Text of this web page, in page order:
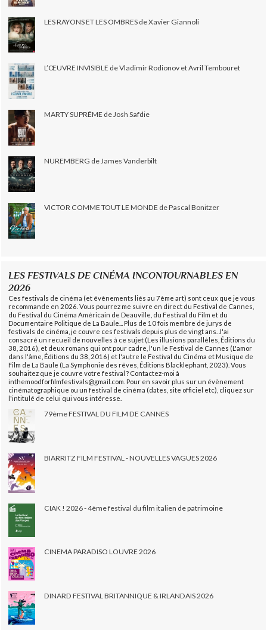
LES RAYONS ET LES OMBRES de Xavier Giannoli
L’ŒUVRE INVISIBLE de Vladimir Rodionov et Avril Tembouret
MARTY SUPRÊME de Josh Safdie
NUREMBERG de James Vanderbilt
VICTOR COMME TOUT LE MONDE de Pascal Bonitzer
LES FESTIVALS DE CINÉMA INCONTOURNABLES EN
2026
Ces festivals de cinéma (et évènements liés au 7ème art) sont ceux que je vous
recommande en 2026. Vous pourrez me suivre en direct du Festival de Cannes,
du Festival du Cinéma Américain de Deauville, du Festival du Film et du
Documentaire Politique de La Baule... Plus de 10 fois membre de jurys de
festivals de cinéma, je couvre ces festivals depuis plus de vingt ans. J'ai
consacré un recueil de nouvelles à ce sujet (Les illusions parallèles, Éditions du
38, 2016), et deux romans qui ont pour cadre, l'un le Festival de Cannes (L'amor
dans l'âme, Éditions du 38, 2016) et l'autre le Festival du Cinéma et Musique de
Film de La Baule (La Symphonie des rêves, Éditions Blacklephant, 2023). Vous
souhaitez que je couvre votre festival ? Contactez-moi à
inthemoodforfilmfestivals@gmail.com. Pour en savoir plus sur un évènement
cinématographique ou un festival de cinéma (dates, site officiel etc), cliquez sur
l'intitulé de celui qui vous intéresse.
79ème FESTIVAL DU FILM DE CANNES
BIARRITZ FILM FESTIVAL - NOUVELLES VAGUES 2026
CIAK ! 2026 - 4ème festival du film italien de patrimoine
CINEMA PARADISO LOUVRE 2026
DINARD FESTIVAL BRITANNIQUE & IRLANDAIS 2026